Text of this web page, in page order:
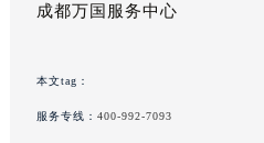
成都万国服务中心
本文tag：
服务专线： 400-992-7093